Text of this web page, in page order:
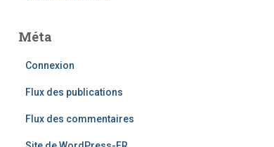
Méta
Connexion
Flux des publications
Flux des commentaires